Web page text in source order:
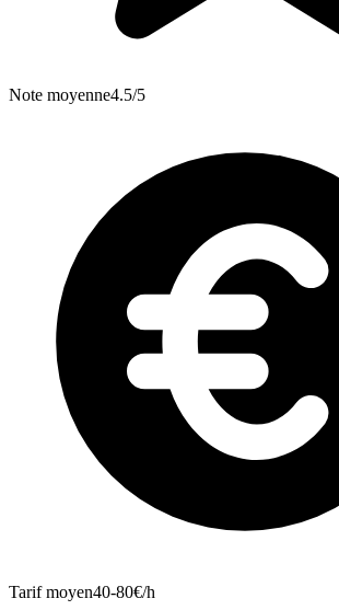
Note moyenne4.5/5
Tarif moyen40-80€/h